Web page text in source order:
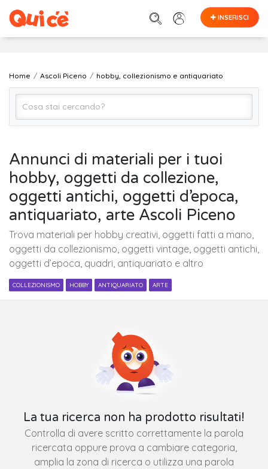
INSERISCI
Home Ascoli Piceno hobby, collezionismo e antiquariato
Ascoli Piceno
Cerca
Annunci di materiali per i tuoi
hobby, oggetti da collezione,
oggetti antichi, oggetti d’epoca,
antiquariato, arte Ascoli Piceno
Trova materiali per hobby creativi, oggetti fatti a mano,
oggetti da collezionismo, oggetti vintage, oggetti antichi,
oggetti d’epoca, quadri, antiquariato e altro
COLLEZIONISMO HOBBY ANTIQUARIATO ARTE
La tua ricerca non ha prodotto risultati!
Controlla di avere scritto correttamente la parola
ricercata oppure prova a cambiare categoria,
amplia la zona di ricerca o utilizza una parola